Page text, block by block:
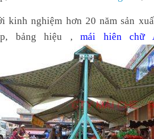
kinh nghiệm hơn 20 năm sản
bảng hiệu , mái hiên chữ